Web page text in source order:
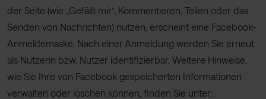
der Seite (wie „Gefällt mir“, Kommentieren, Teilen oder das
Senden von Nachrichten) nutzen, erscheint eine Facebook-
Anmeldemaske. Nach einer Anmeldung werden Sie erneut
als Nutzerin bzw. Nutzer identifizierbar. Weitere Hinweise,
wie Sie Ihre von Facebook gespeicherten Informationen
verwalten oder löschen können, finden Sie unter: